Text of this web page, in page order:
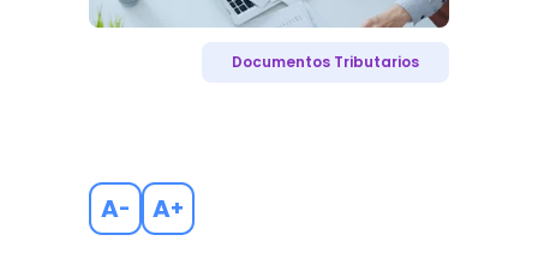
Documentos Tributarios
A- A+